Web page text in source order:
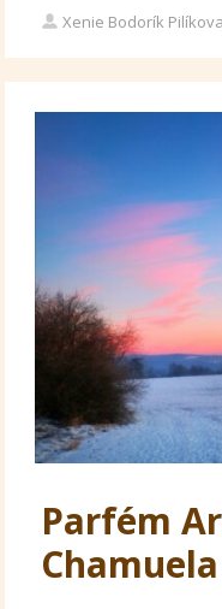
Xenie Bodorík Pilíkova
Parfém